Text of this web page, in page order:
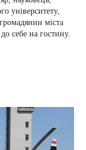
університету,
міста
себе на гостину.